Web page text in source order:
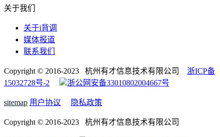
关于我们
关于i背调
媒体报道
联系我们
Copyright © 2016-2023 杭州有才信息技术有限公司 浙ICP备
15032728号-2
浙公网安备33010802004667号
sitemap 用户协议 隐私政策
Copyright © 2016-2023 杭州有才信息技术有限公司